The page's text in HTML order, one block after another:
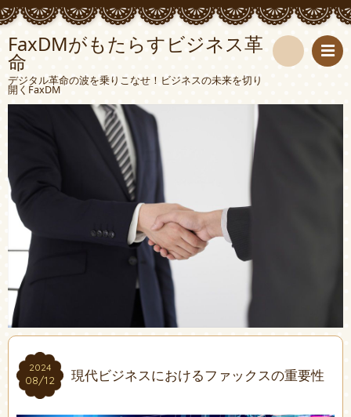
FaxDMがもたらすビジネス革
命
デジタル革命の波を乗りこなせ！ビジネスの未来を切り
開くFaxDM
2024
08/12
2024
08/12 現代ビジネスにおけるファックスの重要性